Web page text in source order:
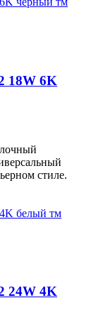
18W 6K
стиле.
24W 4K